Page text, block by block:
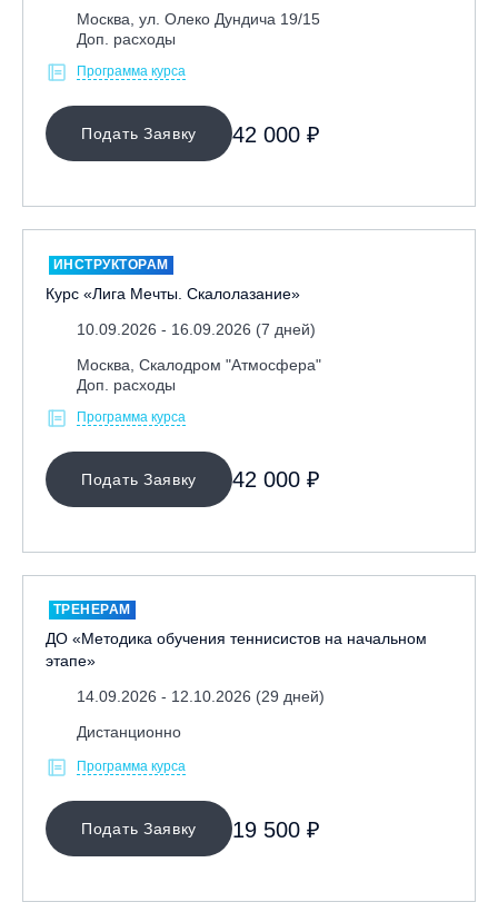
Москва, ул. Олеко Дундича 19/15
Доп. расходы
Программа курса
Подать Заявку 42 000 ₽
ИНСТРУКТОРАМ
Курс «Лига Мечты. Скалолазание»
10.09.2026 - 16.09.2026 (7 дней)
Москва, Скалодром "Атмосфера"
Доп. расходы
Программа курса
Подать Заявку 42 000 ₽
ТРЕНЕРАМ
ДО «Методика обучения теннисистов на начальном
этапе»
14.09.2026 - 12.10.2026 (29 дней)
Дистанционно
Программа курса
Подать Заявку 19 500 ₽